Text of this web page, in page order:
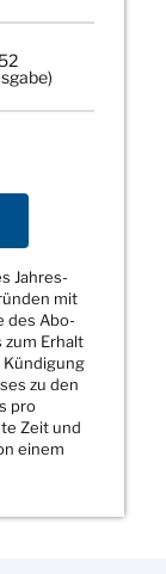
Jahres-
mit
des Abo-
Erhalt
zu den
pro
Zeit und
einem